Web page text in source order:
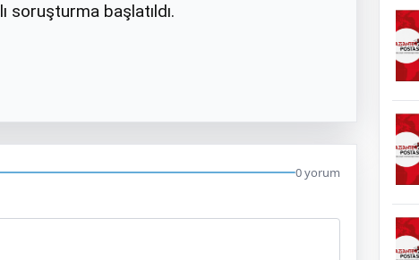
soruşturma başlatıldı.
0 yorum